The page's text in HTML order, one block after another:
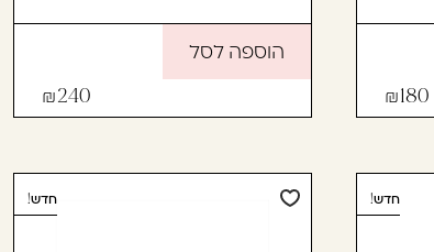
180
240
הוספה לסל
חדש! חדש!